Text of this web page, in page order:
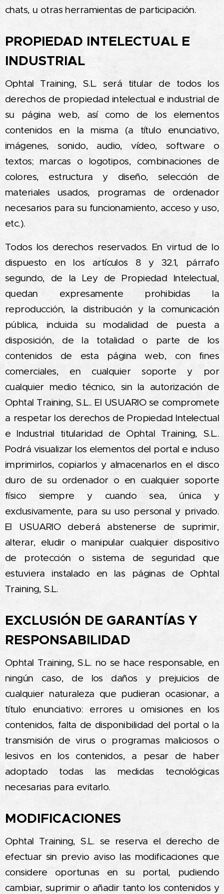
chats, u otras herramientas de participación.
PROPIEDAD INTELECTUAL E
INDUSTRIAL
Ophtal Training, S.L. será titular de todos los
derechos de propiedad intelectual e industrial de
su página web, así como de los elementos
contenidos en la misma (a título enunciativo,
imágenes, sonido, audio, vídeo, software o
textos; marcas o logotipos, combinaciones de
colores, estructura y diseño, selección de
materiales usados, programas de ordenador
necesarios para su funcionamiento, acceso y uso,
etc.).
Todos los derechos reservados. En virtud de lo
dispuesto en los artículos 8 y 32.1, párrafo
segundo, de la Ley de Propiedad Intelectual,
quedan expresamente prohibidas la
reproducción, la distribución y la comunicación
pública, incluida su modalidad de puesta a
disposición, de la totalidad o parte de los
contenidos de esta página web, con fines
comerciales, en cualquier soporte y por
cualquier medio técnico, sin la autorización de
Ophtal Training, S.L.. El USUARIO se compromete
a respetar los derechos de Propiedad Intelectual
e Industrial titularidad de Ophtal Training, S.L..
Podrá visualizar los elementos del portal e incluso
imprimirlos, copiarlos y almacenarlos en el disco
duro de su ordenador o en cualquier soporte
físico siempre y cuando sea, única y
exclusivamente, para su uso personal y privado.
El USUARIO deberá abstenerse de suprimir,
alterar, eludir o manipular cualquier dispositivo
de protección o sistema de seguridad que
estuviera instalado en las páginas de Ophtal
Training, S.L.
EXCLUSIÓN DE GARANTÍAS Y
RESPONSABILIDAD
Ophtal Training, S.L. no se hace responsable, en
ningún caso, de los daños y prejuicios de
cualquier naturaleza que pudieran ocasionar, a
título enunciativo: errores u omisiones en los
contenidos, falta de disponibilidad del portal o la
transmisión de virus o programas maliciosos o
lesivos en los contenidos, a pesar de haber
adoptado todas las medidas tecnológicas
necesarias para evitarlo.
MODIFICACIONES
Ophtal Training, S.L. se reserva el derecho de
efectuar sin previo aviso las modificaciones que
considere oportunas en su portal, pudiendo
cambiar, suprimir o añadir tanto los contenidos y